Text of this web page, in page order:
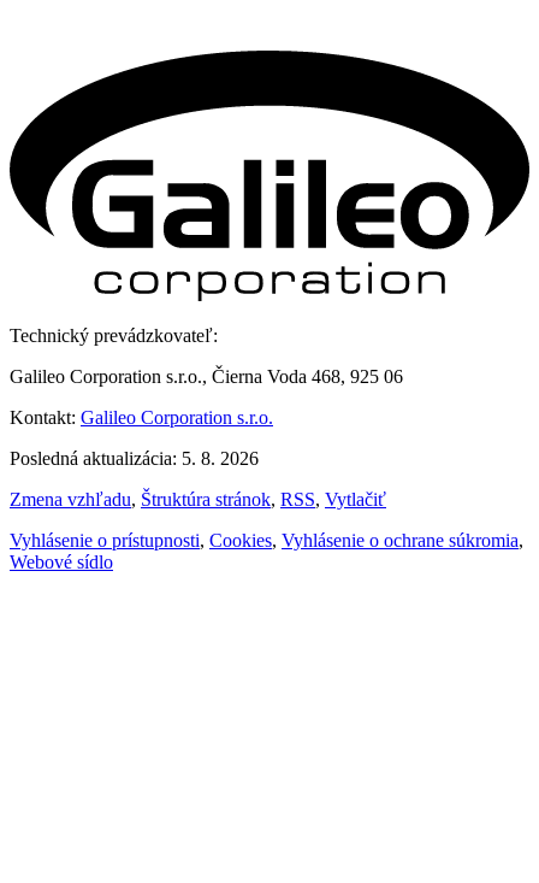
Technický prevádzkovateľ:
Galileo Corporation s.r.o., Čierna Voda 468, 925 06
Kontakt: Galileo Corporation s.r.o.
Posledná aktualizácia: 5. 8. 2026
Zmena vzhľadu, Štruktúra stránok, RSS, Vytlačiť
Vyhlásenie o prístupnosti, Cookies, Vyhlásenie o ochrane súkromia,
Webové sídlo